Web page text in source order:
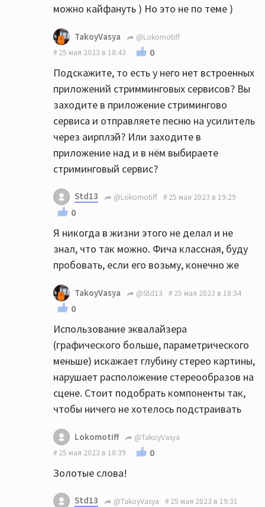
можно кайфануть ) Но это не по теме )
TakoyVasya
@Lokomotiff
25 мая 2023 в 18:43
0
Подскажите, то есть у него нет встроенных
приложений стримминговых сервисов? Вы
заходите в приложение стримингово
сервиса и отправляете песню на усилитель
через аирплэй? Или заходите в
приложение над и в нём выбираете
стриминговый сервис?
Std13 @Lokomotiff 25 мая 2023 в 19:29
0
Я никогда в жизни этого не делал и не
знал, что так можно. Фича классная, буду
пробовать, если его возьму, конечно же
TakoyVasya @Std13 25 мая 2023 в 18:34
0
Использование эквалайзера
(графического больше, параметрического
меньше) искажает глубину стерео картины,
нарушает расположение стереообразов на
сцене. Стоит подобрать компоненты так,
чтобы ничего не хотелось подстраивать
Lokomotiff
@TakoyVasya
25 мая 2023 в 18:39
0
Золотые слова!
Std13 @TakoyVasya 25 мая 2023 в 19:31